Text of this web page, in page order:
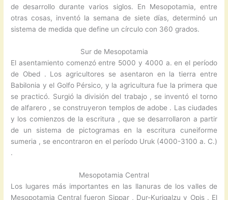
de desarrollo durante varios siglos. En Mesopotamia, entre
otras cosas, inventó la semana de siete días, determinó un
sistema de medida que define un círculo con 360 grados.
Sur de Mesopotamia
El asentamiento comenzó entre 5000 y 4000 a. en el período
de Obed . Los agricultores se asentaron en la tierra entre
Babilonia y el Golfo Pérsico, y la agricultura fue la primera que
se practicó. Surgió la división del trabajo , se inventó el torno
de alfarero , se construyeron templos de adobe . Las ciudades
y los comienzos de la escritura , que se desarrollaron a partir
de un sistema de pictogramas en la escritura cuneiforme
sumeria , se encontraron en el período Uruk (4000-3100 a. C.)
.
Mesopotamia Central
Los lugares más importantes en las llanuras de los valles de
Mesopotamia Central fueron Sippar , Dur-Kurigalzu y Opis . El